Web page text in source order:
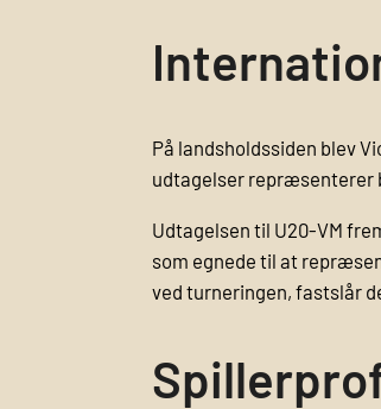
På landsholdssiden blev
udtagelser repræsenterer
Udtagelsen til U20-VM
som egnede til at
ved turneringen, fastslår